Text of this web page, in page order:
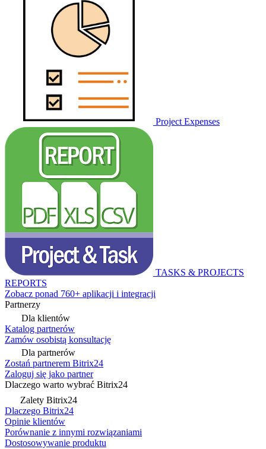
Project Expenses
TASKS & PROJECTS
REPORTS
Zobacz ponad 760+ aplikacji i integracji
Partnerzy
Dla klientów
Katalog partnerów
Zamów osobistą konsultację
Dla partnerów
Zostań partnerem Bitrix24
Zaloguj się jako partner
Dlaczego warto wybrać Bitrix24
Zalety Bitrix24
Dlaczego Bitrix24
Opinie klientów
Porównanie z innymi rozwiązaniami
Dostosowywanie produktu